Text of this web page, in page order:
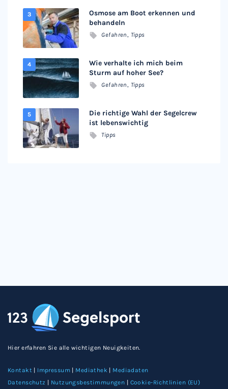
Osmose am Boot erkennen und
behandeln
Gefahren, Tipps
Wie verhalte ich mich beim
Sturm auf hoher See?
Gefahren, Tipps
Die richtige Wahl der Segelcrew
ist lebenswichtig
Tipps
Hier erfahren Sie alle wichtigen Neuigkeiten.
Kontakt | Impressum | Mediathek | Mediadaten
Datenschutz | Nutzungsbestimmungen | Cookie-Richtlinien (EU)